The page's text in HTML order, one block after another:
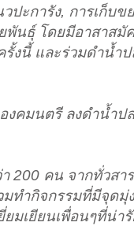
ปะการัง, การเก็บ
ยพันธุ์ โดยมีอาสา
งนี้ และร่วมดำน้ำป
คมนตรี ลงดำน้ำป
200 คน จากทั่วสา
ทำกิจกรรมที่มีจุด
มเยียนเพื่อนๆที่น่า